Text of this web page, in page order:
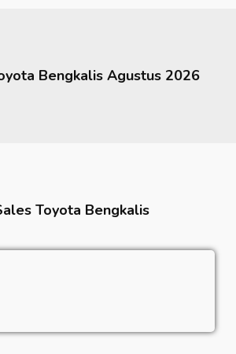
Bengkalis Agustus 2026
Toyota Bengkalis